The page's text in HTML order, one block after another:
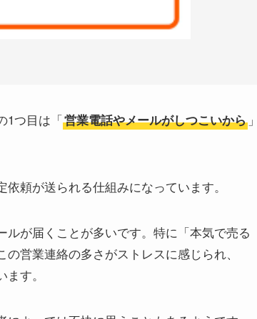
1つ目は「営業電話やメールがしつこいから
頼が送られる仕組みになっています。
が届くことが多いです。特に「本気で売る
営業連絡の多さがストレスに感じられ、
す。